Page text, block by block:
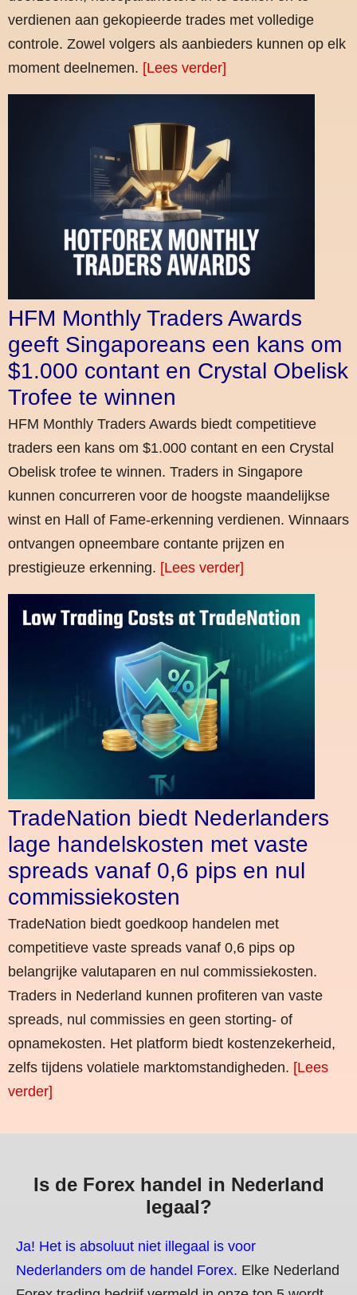
verdienen aan gekopieerde trades met volledige
controle. Zowel volgers als aanbieders kunnen op elk
moment deelnemen. [Lees verder]
HFM Monthly Traders Awards
geeft Singaporeans een kans om
$1.000 contant en Crystal Obelisk
Trofee te winnen
HFM Monthly Traders Awards biedt competitieve
traders een kans om $1.000 contant en een Crystal
Obelisk trofee te winnen. Traders in Singapore
kunnen concurreren voor de hoogste maandelijkse
winst en Hall of Fame-erkenning verdienen. Winnaars
ontvangen opneembare contante prijzen en
prestigieuze erkenning. [Lees verder]
TradeNation biedt Nederlanders
lage handelskosten met vaste
spreads vanaf 0,6 pips en nul
commissiekosten
TradeNation biedt goedkoop handelen met
competitieve vaste spreads vanaf 0,6 pips op
belangrijke valutaparen en nul commissiekosten.
Traders in Nederland kunnen profiteren van vaste
spreads, nul commissies en geen storting- of
opnamekosten. Het platform biedt kostenzekerheid,
zelfs tijdens volatiele marktomstandigheden. [Lees
verder]
Is de Forex handel in Nederland
legaal?
Ja! Het is absoluut niet illegaal is voor
Nederlanders om de handel Forex. Elke Nederland